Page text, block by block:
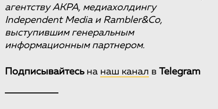
агентству АКРА, медиахолдингу
Independent Media и Rambler&Co,
выступившим генеральным
информационным партнером.
Подписывайтесьна наш канал в Telegram